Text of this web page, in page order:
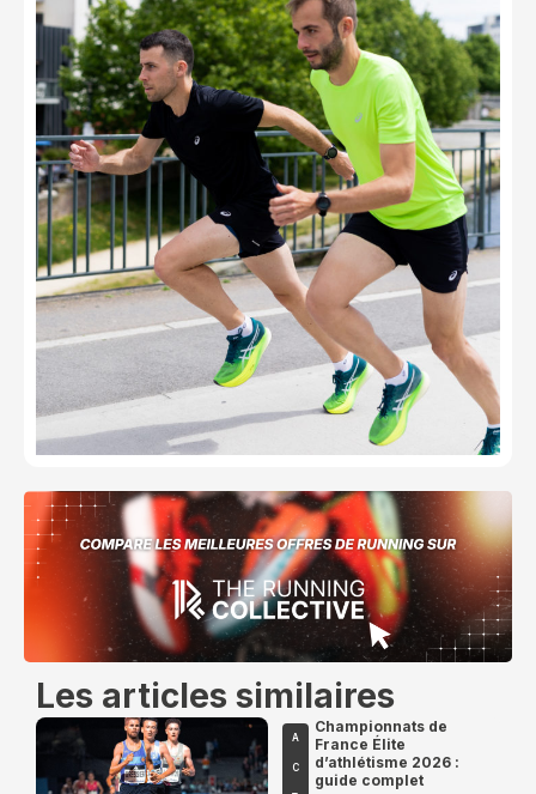
Les articles similaires
A
C
Championnats de
France Élite
d’athlétisme 2026 :
guide complet